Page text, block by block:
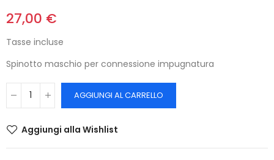
27,00 €
Tasse incluse
Spinotto maschio per connessione impugnatura
AGGIUNGI AL CARRELLO
Aggiungi alla Wishlist